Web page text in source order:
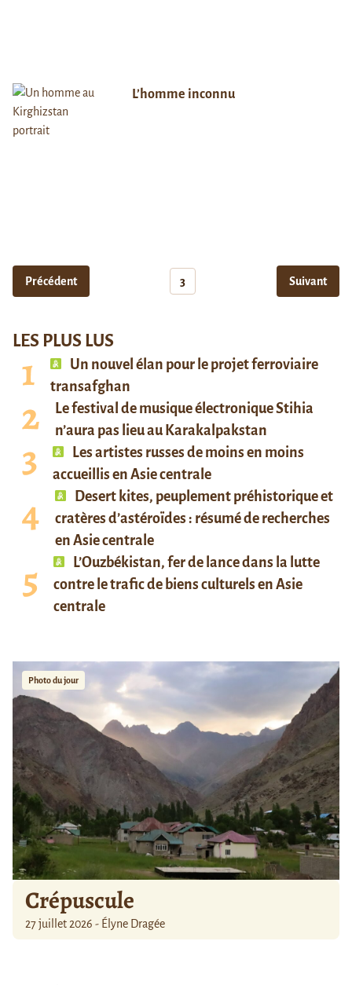
L’homme inconnu
Précédent 3 Suivant
LES PLUS LUS
Un nouvel élan pour le projet ferroviaire
transafghan
Le festival de musique électronique Stihia
n’aura pas lieu au Karakalpakstan
Les artistes russes de moins en moins
accueillis en Asie centrale
Desert kites, peuplement préhistorique et
cratères d’astéroïdes : résumé de recherches
en Asie centrale
L’Ouzbékistan, fer de lance dans la lutte
contre le trafic de biens culturels en Asie
centrale
Photo du jour
Crépuscule
27 juillet 2026 - Élyne Dragée